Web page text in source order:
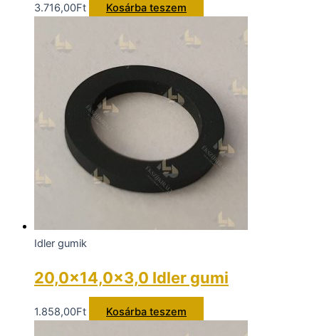
3.716,00Ft Kosárba teszem
Idler gumik
20,0×14,0x3,0 Idler gumi
1.858,00Ft Kosárba teszem